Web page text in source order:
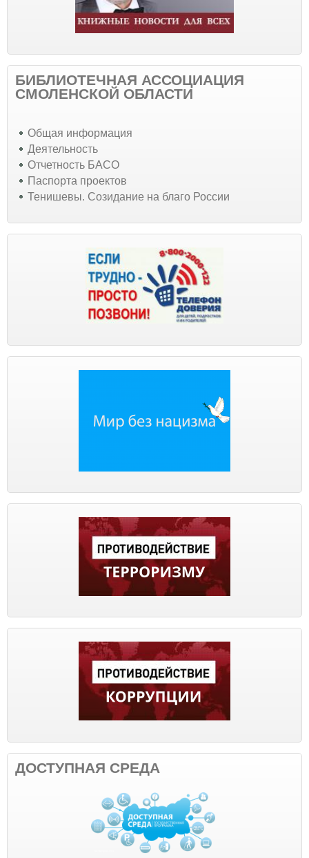
БИБЛИОТЕЧНАЯ АССОЦИАЦИЯ
СМОЛЕНСКОЙ ОБЛАСТИ
Общая информация
Деятельность
Отчетность БАСО
Паспорта проектов
Тенишевы. Созидание на благо России
ДОСТУПНАЯ СРЕДА